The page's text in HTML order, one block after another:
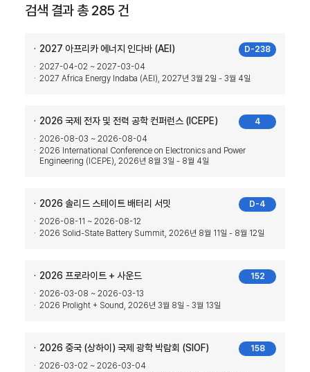
검색 결과 총 285 건
D-238
2027 아프리카 에너지 인다바 (AEI)
2027-04-02 ~ 2027-03-04
2027 Africa Energy Indaba (AEI), 2027년 3월 2일 - 3월 4일
4
2026 국제 전자 및 전력 공학 컨퍼런스 (ICEPE)
2026-08-03 ~ 2026-08-04
2026 International Conference on Electronics and Power
Engineering (ICEPE), 2026년 8월 3일 - 8월 4일
D-4
2026 솔리드 스테이트 배터리 서밋
2026-08-11 ~ 2026-08-12
2026 Solid-State Battery Summit, 2026년 8월 11일 - 8월 12일
152
2026 프로라이트 + 사운드
2026-03-08 ~ 2026-03-13
2026 Prolight + Sound, 2026년 3월 8일 - 3월 13일
158
2026 중국 (상하이) 국제 광학 박람회 (SIOF)
2026-03-02 ~ 2026-03-04